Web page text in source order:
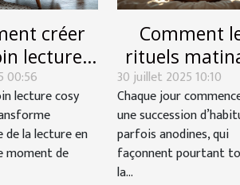
créer
lecture
soi ?
00:56
lecture cosy
de la lecture en
moment de
Comment
rituels
influencent-
votre
quotidien
30 juillet 2025 10:10
Chaque jour
une succession
parfois anodines, qui
façonnent pourtant
la...